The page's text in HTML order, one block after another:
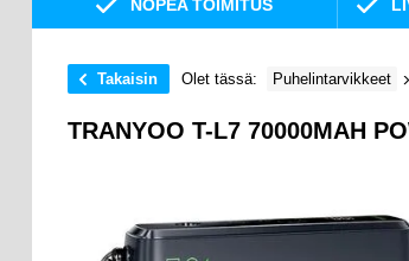
NOPEA TOIMITUS
Takaisin Olet tässä: Puhelintarvikkeet
TRANYOO T-L7 70000MAH